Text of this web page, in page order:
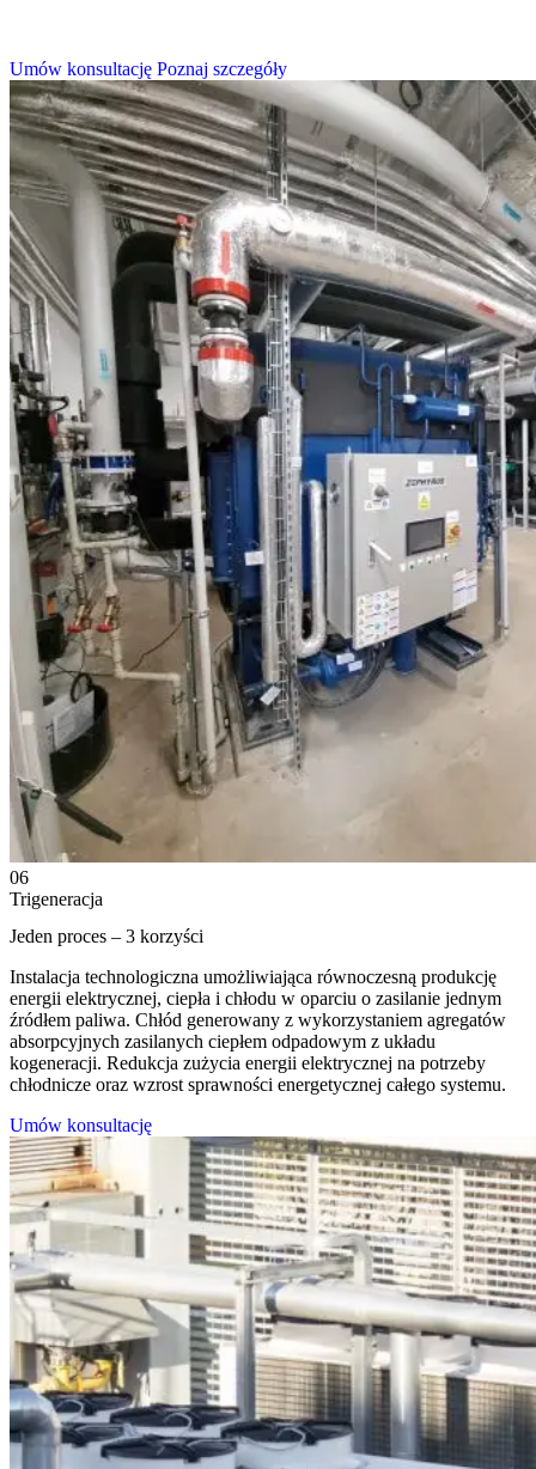
Umów konsultację Poznaj szczegóły
06
Trigeneracja
Jeden proces – 3 korzyści
Instalacja technologiczna umożliwiająca równoczesną produkcję
energii elektrycznej, ciepła i chłodu w oparciu o zasilanie jednym
źródłem paliwa. Chłód generowany z wykorzystaniem agregatów
absorpcyjnych zasilanych ciepłem odpadowym z układu
kogeneracji. Redukcja zużycia energii elektrycznej na potrzeby
chłodnicze oraz wzrost sprawności energetycznej całego systemu.
Umów konsultację